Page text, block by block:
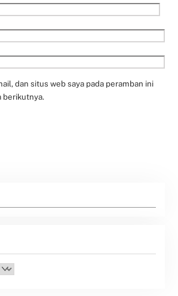
dan situs web saya pada peramban ini
berikutnya.